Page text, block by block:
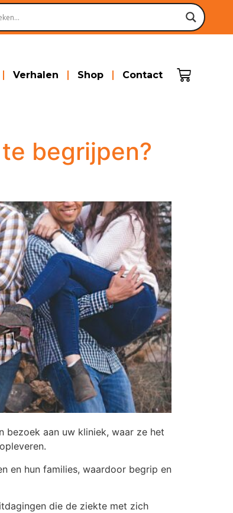
Verhalen Shop Contact
begrijpen?
bezoek aan uw kliniek, waar ze het
en hun families, waardoor begrip en
die de ziekte met zich